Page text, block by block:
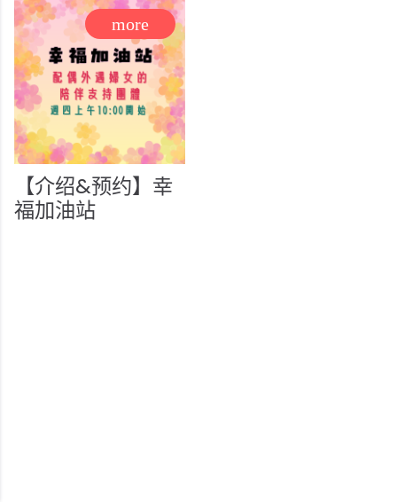
【介绍&预约】幸
福加油站